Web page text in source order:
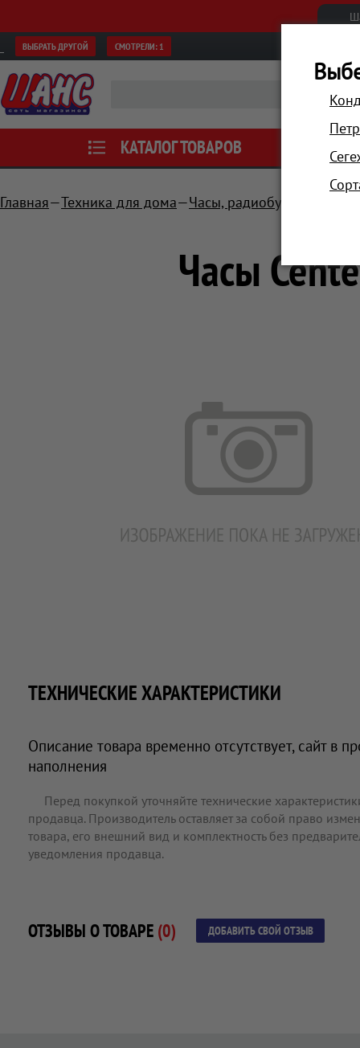
ВЫБРАТЬ ДРУГОЙ СМОТРЕЛИ: 1
КАТАЛОГ ТОВАРОВ АКЦИИ
Главная Техника для дома Часы, радиобудильники,
Часы
ТЕХНИЧЕСКИЕ ХАРАКТЕРИСТИКИ
Описание товара временно отсутствует, сайт в
наполнения
Перед покупкой уточняйте технические
продавца. Производитель оставляет за собой право
товара, его внешний вид и комплектность без
уведомления продавца.
ОТЗЫВЫ О ТОВАРЕ (0) ДОБАВИТЬ СВОЙ ОТЗЫВ